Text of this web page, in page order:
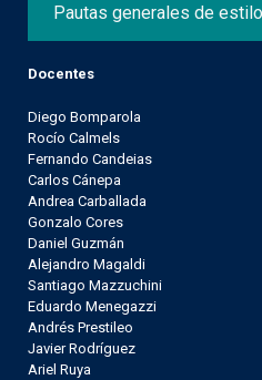
Pautas generales de estilo
Docentes
Diego Bomparola
Rocío Calmels
Fernando Candeias
Carlos Cánepa
Andrea Carballada
Gonzalo Cores
Daniel Guzmán
Alejandro Magaldi
Santiago Mazzuchini
Eduardo Menegazzi
Andrés Prestileo
Javier Rodríguez
Ariel Ruya